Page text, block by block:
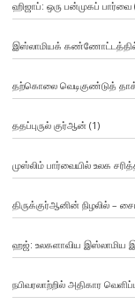
ஹிஜாப்: ஒரு பன்முகப் பார்வை
இஸ்லாமியக் கண்ணோட்டத்தில்
தற்கொலை வெடிகுண்டுத்
ததப்புருல் குர்ஆன் (1)
முஸ்லிம் பார்வையில் உலக
திருக்குர்ஆனின் நிழலில் –
ஹஜ்: உலகளாவிய இஸ்லாமிய
நபிவரலாற்றில் அதிகார